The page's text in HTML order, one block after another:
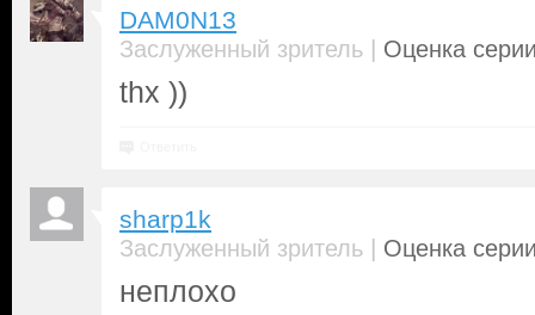
DAM0N13
Заслуженный зритель | Оценка
thx ))
sharp1k
Заслуженный зритель | Оценка
неплохо